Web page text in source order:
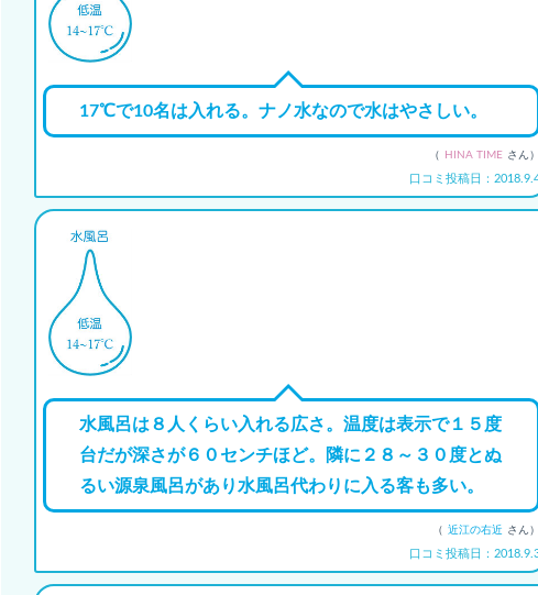
17℃で10名は入れる。ナノ水なので水はやさしい。
（ HINA TIME さん
口コミ投稿日：
水風呂は８人くらい入れる広さ。温度は表示で１５度
台だが深さが６０センチほど。隣に２８～３０度とぬ
るい源泉風呂があり水風呂代わりに入る客も多い。
（ 近江の右近 さん
口コミ投稿日：